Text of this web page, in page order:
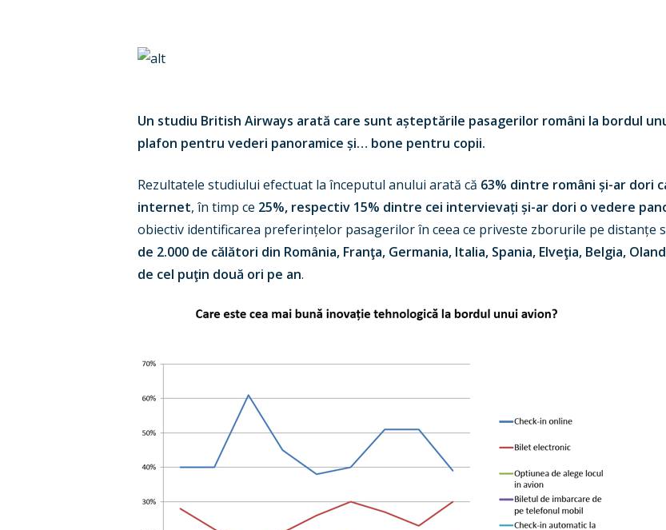
Hit enter to search or ESC to close
Un studiu British Airways arată care sunt așteptările pasagerilor români la bordul
plafon pentru vederi panoramice și… bone pentru copii.
Rezultatele studiului efectuat la începutul anului arată că 63% dintre români și-ar dori
internet, în timp ce 25%, respectiv 15% dintre cei intervievați și-ar dori o vedere
obiectiv identificarea preferințelor pasagerilor în ceea ce priveste zborurile pe distanțe
de 2.000 de călători din România, Franţa, Germania, Italia, Spania, Elveţia, Belgia,
de cel puţin două ori pe an.